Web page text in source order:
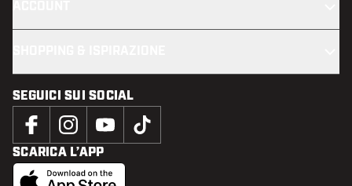
SEGUICI SUI SOCIAL
SCARICA L’APP